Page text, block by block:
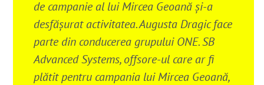
de campanie al lui Mircea Geoană și-a
desfășurat activitatea. Augusta Dragic face
parte din conducerea grupului ONE.SB
Advanced Systems, offsore-ul care ar fi
plătit pentru campania lui Mircea Geoană,